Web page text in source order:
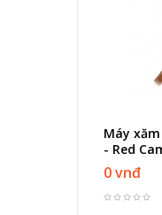
Máy
- Red
0 vnđ